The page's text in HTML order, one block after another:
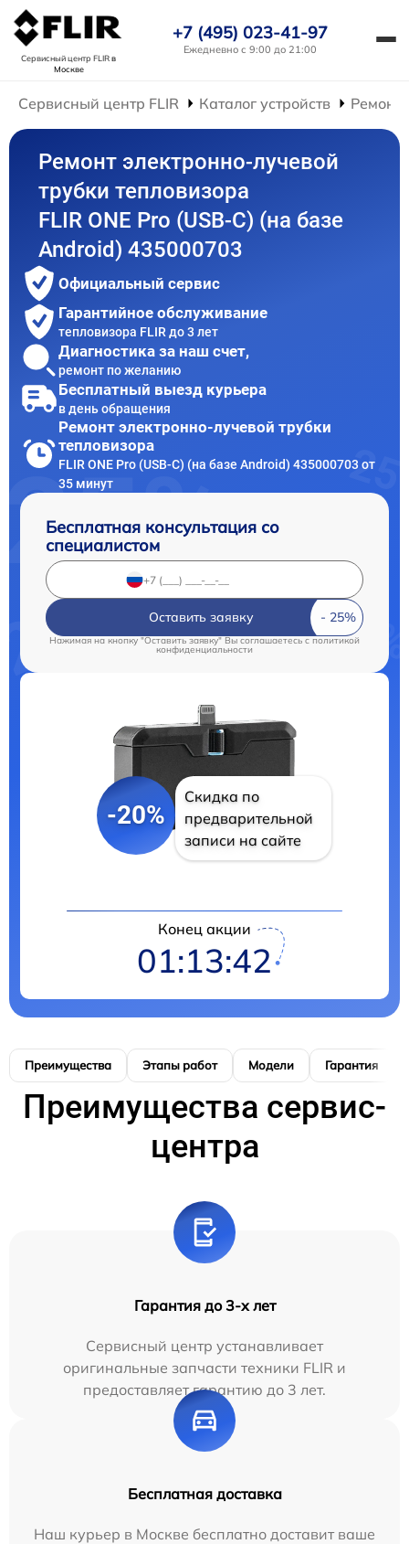
Сервисный центр FLIRв
Москве
+7 (495) 023-41-97
Ежедневно с 9:00 до 21:00
Сервисный центр FLIR Каталог устройств Ремонт
Ремонт электронно-лучевой
трубки тепловизора
FLIR ONE Pro (USB-C) (на базе
Android) 435000703
Официальный сервис
Гарантийное обслуживание
тепловизора FLIR до 3 лет
Диагностика за наш счет,
ремонт по желанию
Бесплатный выезд курьера
в день обращения
Ремонт электронно-лучевой трубки
тепловизора
FLIR ONE Pro (USB-C) (на базе Android) 435000703 от
35 минут
Бесплатная консультация со
специалистом
Оставить заявку
Нажимая на кнопку "Оставить заявку" Вы соглашаетесь c политикой
конфиденциальности
-20%
Скидка по
предварительной
записи на сайте
Конец акции
01:13:40
Преимущества Этапы работ Модели Гарантия
Преимущества сервис-
центра
Гарантия до 3-х лет
Сервисный центр устанавливает
оригинальные запчасти техники FLIR и
предоставляет гарантию до 3 лет.
Бесплатная доставка
Наш курьер в Москве бесплатно доставит ваше